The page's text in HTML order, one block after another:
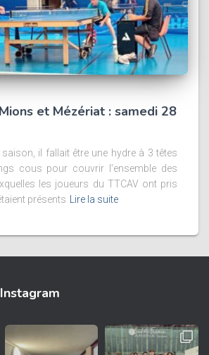
et Mézériat : samedi 28
il fallait être une hydre à 3 têtes
cous pour couvrir l’ensemble des
les joueurs du TTCAV ont pris
présents
Lire la suite